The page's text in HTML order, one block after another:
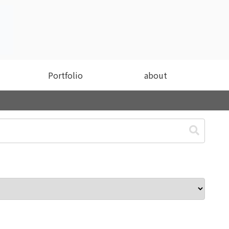
Portfolio about